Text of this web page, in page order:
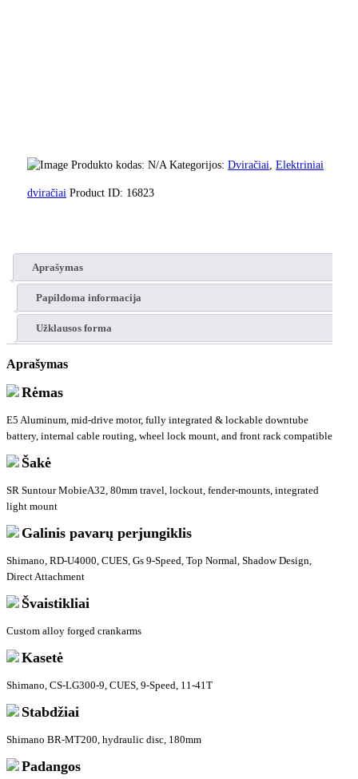
Produkto kodas: N/A Kategorijos: Dviračiai, Elektriniai
dviračiai Product ID: 16823
Aprašymas
Papildoma informacija
Užklausos forma
Aprašymas
Rėmas
E5 Aluminum, mid-drive motor, fully integrated & lockable downtube
battery, internal cable routing, wheel lock mount, and front rack compatible
Šakė
SR Suntour MobieA32, 80mm travel, lockout, fender-mounts, integrated
light mount
Galinis pavarų perjungiklis
Shimano, RD-U4000, CUES, Gs 9-Speed, Top Normal, Shadow Design,
Direct Attachment
Švaistikliai
Custom alloy forged crankarms
Kasetė
Shimano, CS-LG300-9, CUES, 9-Speed, 11-41T
Stabdžiai
Shimano BR-MT200, hydraulic disc, 180mm
Padangos